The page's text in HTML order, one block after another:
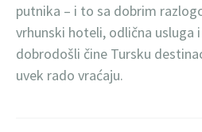
putnika – i to sa dobrim
vrhunski hoteli, odlična usluga
dobrodošli čine Tursku
uvek rado vraćaju.